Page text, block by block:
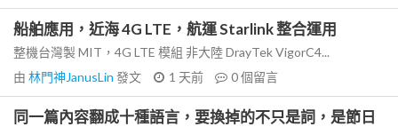
船舶應用，近海 4G LTE，航運 Starlink 整合運用
整機台灣製 MIT，4G LTE 模組 非大陸 DrayTek VigorC4...
由 林門神JanusLin 發文 1 天前 0個留言
同一篇內容翻成十種語言，要換掉的不只是詞，是節日